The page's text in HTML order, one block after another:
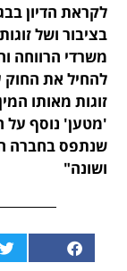
לקראת הדיון
בציבור ושל
משרדי הרווחה
להחיל את החוק
זוגות מאותו
'מטען' נוסף
שנתפס בחברה
ושונה"